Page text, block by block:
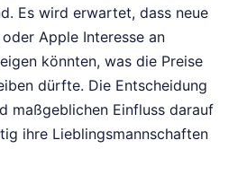
Es wird erwartet, dass neue
Apple Interesse an
könnten, was die Preise
dürfte. Die Entscheidung
maßgeblichen Einfluss darauf
ihre Lieblingsmannschaften